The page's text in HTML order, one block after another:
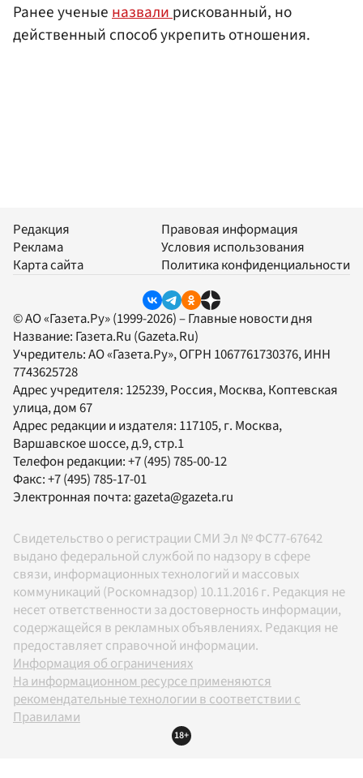
Ранее ученыеназвалирискованный, но
действенный способ укрепить отношения.
Редакция
Реклама
Карта сайта
Правовая информация
Условия использования
Политика конфиденциальности
© АО «Газета.Ру» (1999-2026) – Главные новости дня
Название: Газета.Ru (Gazeta.Ru)
Учредитель:АО «Газета.Ру», ОГРН 1067761730376, ИНН
7743625728
Адрес учредителя: 125239, Россия, Москва, Коптевская
улица, дом 67
Адрес редакции и издателя: 117105, г. Москва,
Варшавское шоссе, д.9, стр.1
Телефон редакции:+7 (495) 785-00-12
Факс:+7 (495) 785-17-01
Электронная почта: gazeta@gazeta.ru
Свидетельство о регистрации СМИ Эл № ФС77-67642
выдано федеральной службой по надзору в сфере
связи, информационных технологий и массовых
коммуникаций (Роскомнадзор) 10.11.2016 г. Редакция не
несет ответственности за достоверность информации,
содержащейся в рекламных объявлениях. Редакция не
предоставляет справочной информации.
Информация об ограничениях
На информационном ресурсе применяются
рекомендательные технологии в соответствии с
Правилами
18+